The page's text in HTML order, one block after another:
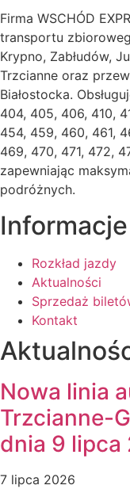
Firma WSCHÓD
transportu
Krypno, Zabłudów,
Trzcianne oraz
Białostocka.
404, 405, 406, 410,
454, 459, 460, 461,
469, 470, 471, 472,
zapewniając
podróżnych.
Informacje
Rozkład jazdy
Aktualności
Sprzedaż
Kontakt
Nowa linia
Trzcianne-
dnia 9 lipca
7 lipca 2026